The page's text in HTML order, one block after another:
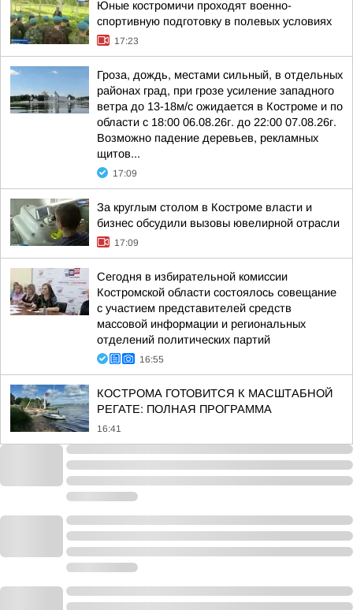
Юные костромичи проходят военно-
спортивную подготовку в полевых условиях
17:23
Гроза, дождь, местами сильный, в отдельных
районах град, при грозе усиление западного
ветра до 13-18м/с ожидается в Костроме и по
области с 18:00 06.08.26г. до 22:00 07.08.26г.
Возможно падение деревьев, рекламных
щитов...
17:09
За круглым столом в Костроме власти и
бизнес обсудили вызовы ювелирной отрасли
17:09
Сегодня в избирательной комиссии
Костромской области состоялось совещание
с участием представителей средств
массовой информации и региональных
отделений политических партий
16:55
КОСТРОМА ГОТОВИТСЯ К МАСШТАБНОЙ
РЕГАТЕ: ПОЛНАЯ ПРОГРАММА
16:41